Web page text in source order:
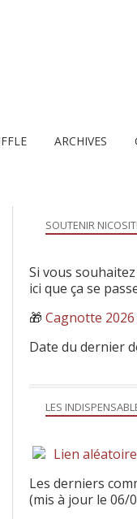
ARCHIVES
LES
Lien
Les derniers
(mis à jour le 06/
SOUTENIR
Si vous
ici que ça se
🎁 Cagnotte
Date du dernier